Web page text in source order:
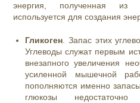
энергия, полученная
используется для создания
Гликоген. Запас этих
Углеводы служат первым
внезапного увеличения
усиленной мышечной
пополняются именно
глюкозы